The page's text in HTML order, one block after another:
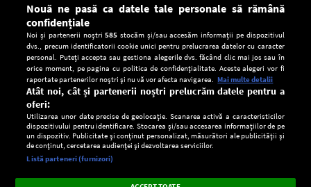
Descarcă gratuit aplicaţia Europa FM pentru smartphone:
Setări:
Dark
Radio live, podcasturi, știri și alerte
Nouă ne pasă ca datele tale personale să rămână
confidențiale
Noi și partenerii noștri585 stocăm și/sau accesăm informații pe dispozitivul
dvs., precum identificatorii cookie unici pentru prelucrarea datelor cu caracter
personal. Puteți accepta sau gestiona alegerile dvs. făcând clic mai jos sau în
orice moment, pe pagina cu politica de confidențialitate. Aceste alegeri vor fi
raportate partenerilor noștri și nu vă vor afecta navigarea. Mai multe detalii
Atât noi, cât și partenerii noștri prelucrăm datele pentru a
oferi:
Utilizarea unor date precise de geolocație. Scanarea activă a caracteristicilor
dispozitivului pentru identificare. Stocarea și/sau accesarea informațiilor de pe
un dispozitiv. Publicitate și conținut personalizat, măsurători ale publicității și
de conținut, cercetarea audienței și dezvoltarea serviciilor.
Listă parteneri (furnizori)